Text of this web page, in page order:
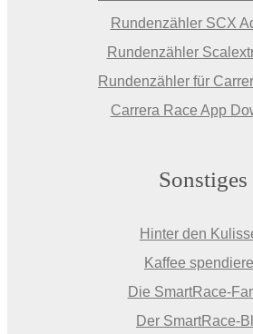
Rundenzähler SCX
Rundenzähler
Rundenzähler für
Carrera Race App
Sonstiges
Hinter den
Kaffee
Die SmartRace-
Der SmartRace-